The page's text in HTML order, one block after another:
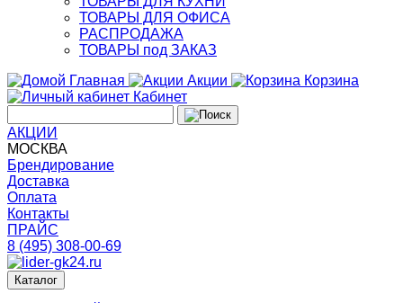
ТОВАРЫ ДЛЯ ОФИСА
РАСПРОДАЖА
ТОВАРЫ под ЗАКАЗ
Главная
Акции
Корзина
Кабинет
АКЦИИ
МОСКВА
Брендирование
Доставка
Оплата
Контакты
ПРАЙС
8 (495) 308-00-69
Каталог